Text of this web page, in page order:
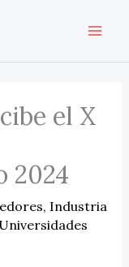
el X
2024
, Industria
Universidades